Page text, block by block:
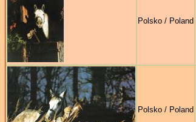
Polsko / Poland
Polsko / Poland